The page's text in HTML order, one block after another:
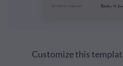
Customize this